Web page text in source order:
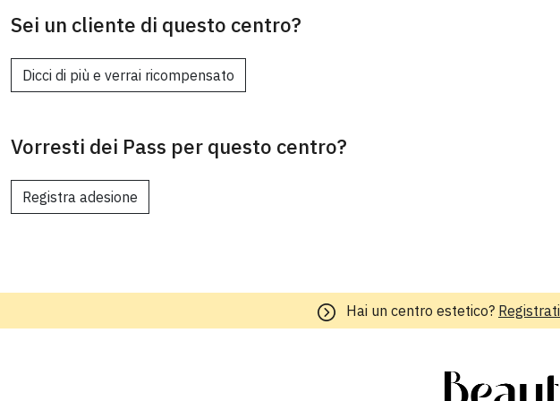
Sei un cliente di questo centro?
Dicci di più e verrai ricompensato
Vorresti dei Pass per questo centro?
Registra adesione
Hai un centro estetico? Registrati